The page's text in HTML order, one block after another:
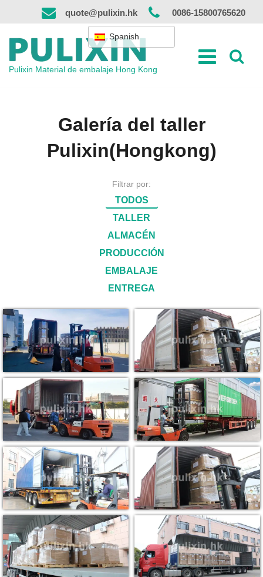
contenido
quote@pulixin.hk 0086-15800765620
Pulixin Material de embalaje Hong Kong
Spanish
Galería del taller
Pulixin(Hongkong)
Filtrar por:
TODOS
TALLER
ALMACÉN
PRODUCCIÓN
EMBALAJE
ENTREGA